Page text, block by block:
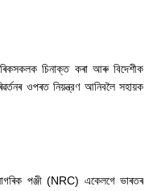
চিনাক্ত কৰা আৰু বিদেশীক
ওপৰত নিয়ন্ত্রণ আনিবলৈ সহায়ক
পঞ্জী (NRC) একেলগে ভাৰতৰ